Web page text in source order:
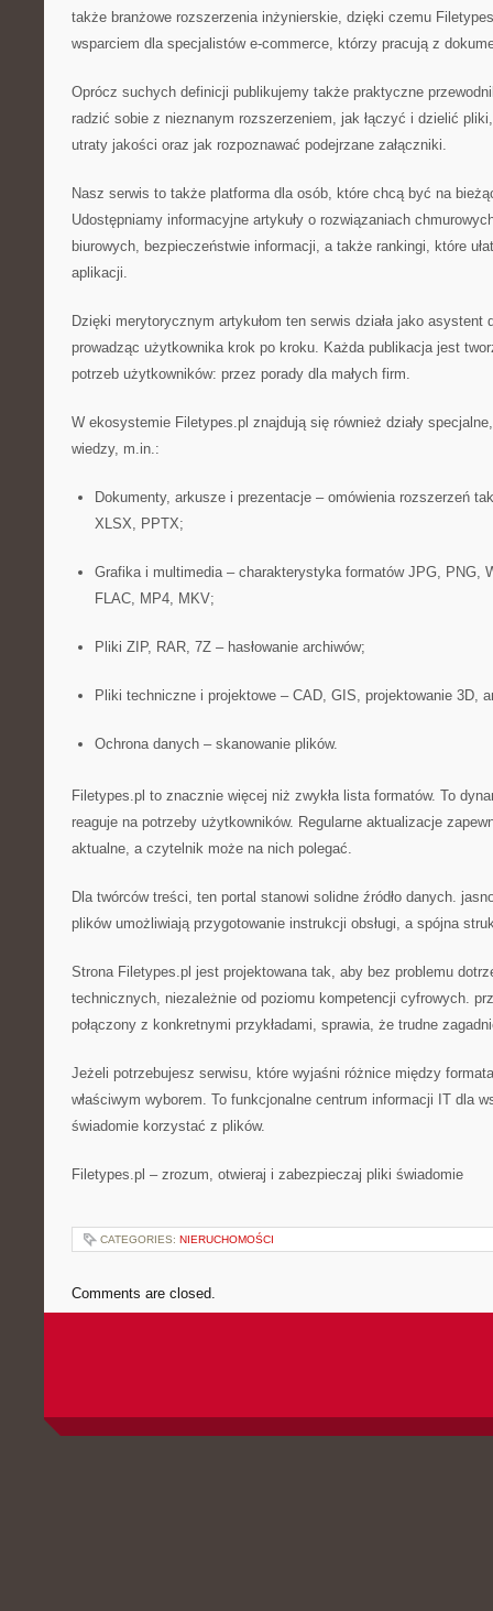
także branżowe rozszerzenia inżynierskie, dzięki czemu
wsparciem dla specjalistów e-commerce, którzy pracują z
Oprócz suchych definicji publikujemy także praktyczne
radzić sobie z nieznanym rozszerzeniem, jak łączyć i dzielić
utraty jakości oraz jak rozpoznawać podejrzane załączniki.
Nasz serwis to także platforma dla osób, które chcą być na
Udostępniamy informacyjne artykuły o rozwiązaniach
biurowych, bezpieczeństwie informacji, a także rankingi, które
aplikacji.
Dzięki merytorycznym artykułom ten serwis działa jako asystent
prowadząc użytkownika krok po kroku. Każda publikacja jest
potrzeb użytkowników: przez porady dla małych firm.
W ekosystemie Filetypes.pl znajdują się również działy
wiedzy, m.in.:
Dokumenty, arkusze i prezentacje – omówienia rozszerzeń
XLSX, PPTX;
Grafika i multimedia – charakterystyka formatów JPG, PNG,
FLAC, MP4, MKV;
Pliki ZIP, RAR, 7Z – hasłowanie archiwów;
Pliki techniczne i projektowe – CAD, GIS, projektowanie 3D,
Ochrona danych – skanowanie plików.
Filetypes.pl to znacznie więcej niż zwykła lista formatów. To
reaguje na potrzeby użytkowników. Regularne aktualizacje
aktualne, a czytelnik może na nich polegać.
Dla twórców treści, ten portal stanowi solidne źródło danych.
plików umożliwiają przygotowanie instrukcji obsługi, a spójna
Strona Filetypes.pl jest projektowana tak, aby bez problemu
technicznych, niezależnie od poziomu kompetencji cyfrowych.
połączony z konkretnymi przykładami, sprawia, że trudne
Jeżeli potrzebujesz serwisu, które wyjaśni różnice między
właściwym wyborem. To funkcjonalne centrum informacji IT dla
świadomie korzystać z plików.
Filetypes.pl – zrozum, otwieraj i zabezpieczaj pliki świadomie
CATEGORIES: NIERUCHOMOŚCI
Comments are closed.